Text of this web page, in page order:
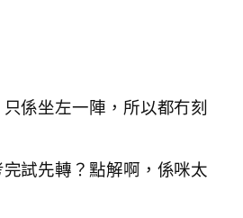
係坐左一陣，所以都冇刻
試先轉？點解啊，係咪太